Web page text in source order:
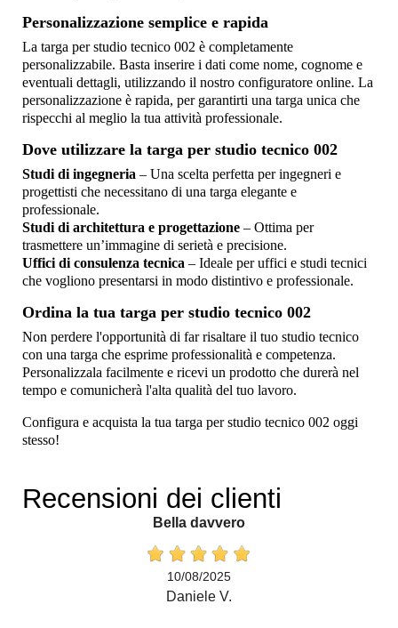
Personalizzazione semplice e rapida
La targa per studio tecnico 002 è completamente
personalizzabile. Basta inserire i dati come nome, cognome e
eventuali dettagli, utilizzando il nostro configuratore online. La
personalizzazione è rapida, per garantirti una targa unica che
rispecchi al meglio la tua attività professionale.
Dove utilizzare la targa per studio tecnico 002
Studi di ingegneria – Una scelta perfetta per ingegneri e
progettisti che necessitano di una targa elegante e
professionale.
Studi di architettura e progettazione – Ottima per
trasmettere un’immagine di serietà e precisione.
Uffici di consulenza tecnica – Ideale per uffici e studi tecnici
che vogliono presentarsi in modo distintivo e professionale.
Ordina la tua targa per studio tecnico 002
Non perdere l'opportunità di far risaltare il tuo studio tecnico
con una targa che esprime professionalità e competenza.
Personalizzala facilmente e ricevi un prodotto che durerà nel
tempo e comunicherà l'alta qualità del tuo lavoro.
Configura e acquista la tua targa per studio tecnico 002 oggi
stesso!
Recensioni dei clienti
Bella davvero
10/08/2025
Daniele V.